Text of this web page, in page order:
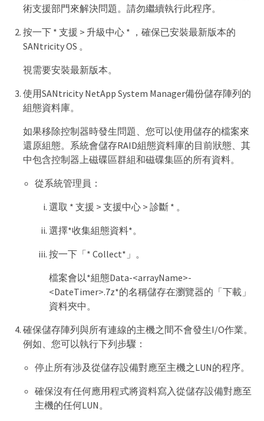
術支援部門來解決問題。請勿繼續執行此程序。
按一下 * 支援 > 升級中心 * ，確保已安裝最新版本的
SANtricity OS 。
視需要安裝最新版本。
使用SANtricity NetApp System Manager備份儲存陣列的
組態資料庫。
如果移除控制器時發生問題、您可以使用儲存的檔案來
還原組態。系統會儲存RAID組態資料庫的目前狀態、其
中包含控制器上磁碟區群組和磁碟集區的所有資料。
從系統管理員：
選取 * 支援 > 支援中心 > 診斷 * 。
選擇*收集組態資料*。
按一下「* Collect*」。
檔案會以*組態Data-<arrayName>-
<DateTimer>.7z*的名稱儲存在瀏覽器的「下載」
資料夾中。
確保儲存陣列與所有連線的主機之間不會發生I/O作業。
例如、您可以執行下列步驟：
停止所有涉及從儲存設備對應至主機之LUN的程序。
確保沒有任何應用程式將資料寫入從儲存設備對應至
主機的任何LUN。